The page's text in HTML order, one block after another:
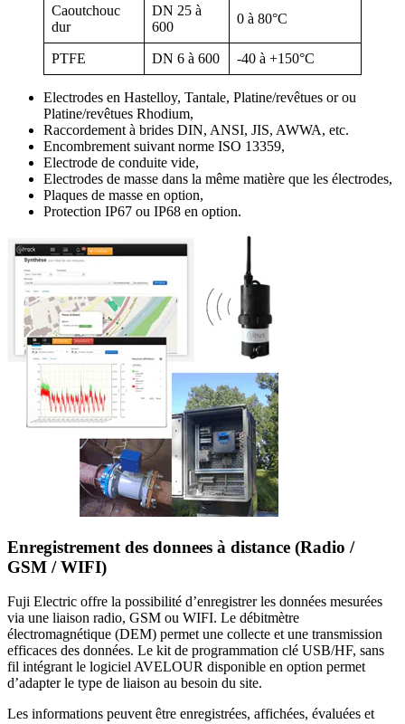
Caoutchouc
dur
DN 25 à
600
0 à 80°C
PTFE DN 6 à 600 -40 à +150°C
Electrodes en Hastelloy, Tantale, Platine/revêtues or ou
Platine/revêtues Rhodium,
Raccordement à brides DIN, ANSI, JIS, AWWA, etc.
Encombrement suivant norme ISO 13359,
Electrode de conduite vide,
Electrodes de masse dans la même matière que les électrodes,
Plaques de masse en option,
Protection IP67 ou IP68 en option.
Enregistrement des donnees à distance (Radio /
GSM / WIFI)
Fuji Electric offre la possibilité d’enregistrer les données mesurées
via une liaison radio, GSM ou WIFI. Le débitmètre
électromagnétique (DEM) permet une collecte et une transmission
efficaces des données. Le kit de programmation clé USB/HF, sans
fil intégrant le logiciel AVELOUR disponible en option permet
d’adapter le type de liaison au besoin du site.
Les informations peuvent être enregistrées, affichées, évaluées et